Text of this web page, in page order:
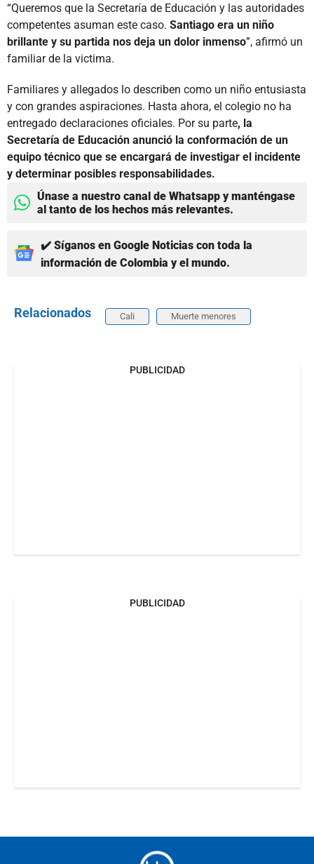
“Queremos que la Secretaría de Educación y las autoridades
competentes asuman este caso. Santiago era un niño
brillante y su partida nos deja un dolor inmenso”, afirmó un
familiar de la victima.
Familiares y allegados lo describen como un niño entusiasta
y con grandes aspiraciones. Hasta ahora, el colegio no ha
entregado declaraciones oficiales. Por su parte, la
Secretaría de Educación anunció la conformación de un
equipo técnico que se encargará de investigar el incidente
y determinar posibles responsabilidades.
Únase a nuestro canal de Whatsapp y manténgase
al tanto de los hechos más relevantes.
✔️ Síganos en Google Noticias con toda la
información de Colombia y el mundo.
Relacionados Cali Muerte menores
PUBLICIDAD
PUBLICIDAD